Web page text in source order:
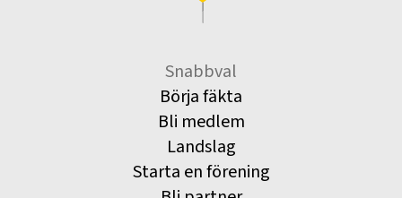
Snabbval
Börja fäkta
Bli medlem
Landslag
Starta en förening